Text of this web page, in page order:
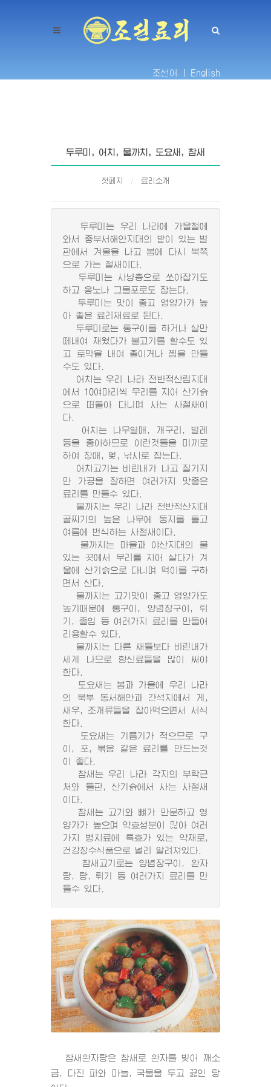
조선어 | English
두루미, 어치, 물까치, 도요새, 참새
첫페지 료리소개
두루미는 우리 나라에 가을철에
와서 중부서해안지대의 밭이 있는 벌
판에서 겨울을 나고 봄에 다시 북쪽
으로 가는 철새이다.
두루미는 사냥총으로 쏘아잡기도
하고 옹노나 그물포로도 잡는다.
두루미는 맛이 좋고 영양가가 높
아 좋은 료리재료로 된다.
두루미로는 통구이를 하거나 살만
떼내여 재웠다가 불고기를 할수도 있
고 토막을 내여 졸이거나 찜을 만들
수도 있다.
어치는 우리 나라 전반적산림지대
에서 10여마리씩 무리를 지어 산기슭
으로 떠돌아 다니며 사는 사철새이
다.
어치는 나무열매, 개구리, 벌레
등을 좋아하므로 이런것들을 미끼로
하여 창애, 덫, 낚시로 잡는다.
어치고기는 비린내가 나고 질기지
만 가공을 잘하면 여러가지 맛좋은
료리를 만들수 있다.
물까치는 우리 나라 전반적산지대
골짜기의 높은 나무에 둥지를 틀고
여름에 번식하는 사철새이다.
물까치는 마을과 야산지대의 물
있는 곳에서 무리를 지어 살다가 겨
울에 산기슭으로 다니며 먹이를 구하
면서 산다.
물까치는 고기맛이 좋고 영양가도
높기때문에 통구이, 양념장구이, 튀
기, 졸임 등 여러가지 료리를 만들어
리용할수 있다.
물까치는 다른 새들보다 비린내가
세게 나므로 향신료들을 많이 써야
한다.
도요새는 봄과 가을에 우리 나라
의 북부 동서해안과 간석지에서 게,
새우, 조개류들을 잡아먹으면서 서식
한다.
도요새는 기름기가 적으므로 구
이, 포, 볶음 같은 료리를 만드는것
이 좋다.
참새는 우리 나라 각지의 부락근
처와 들판, 산기슭에서 사는 사철새
이다.
참새는 고기와 뼈가 만문하고 영
양가가 높으며 약효성분이 많아 여러
가지 병치료에 특효가 있는 약재로,
건강장수식품으로 널리 알려져있다.
참새고기로는 양념장구이, 완자
탕, 탕, 튀기 등 여러가지 료리를 만
들수 있다.
참새완자탕은 참새로 완자를 빚어 깨소
금, 다진 파와 마늘, 국물을 두고 끓인 탕